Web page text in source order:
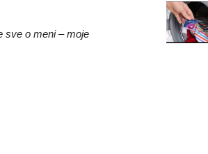
sve o meni – moje